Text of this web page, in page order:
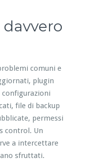
davvero
comuni e
plugin
file di backup
permessi
control. Un
a intercettare
sfruttati.